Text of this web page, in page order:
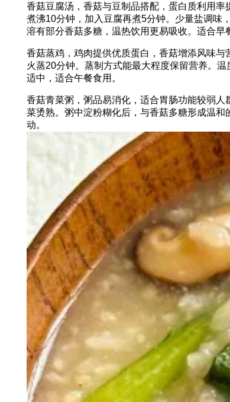
香菇豆腐汤，香菇与豆制品搭配，蛋白质利用
煮沸10分钟，加入豆腐再煮5分钟。少量盐调味
溶有部分香菇多糖，温热饮用更易吸收。适合早
香菇蒸鸡，鸡肉提供优质蛋白，香菇增添风味
火蒸20分钟。蒸制方式能最大程度保留营养。
适中，适合午餐食用。
香菇青菜粥，粥品易消化，适合胃肠功能较弱
菜烫熟。粥中淀粉糊化后，与香菇多糖形成温
动。